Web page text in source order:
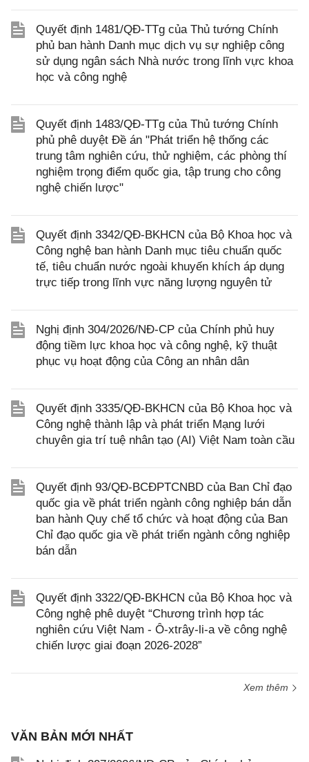
Quyết định 1481/QĐ-TTg của Thủ tướng Chính
phủ ban hành Danh mục dịch vụ sự nghiệp công
sử dụng ngân sách Nhà nước trong lĩnh vực khoa
học và công nghệ
Quyết định 1483/QĐ-TTg của Thủ tướng Chính
phủ phê duyệt Đề án "Phát triển hệ thống các
trung tâm nghiên cứu, thử nghiệm, các phòng thí
nghiệm trọng điểm quốc gia, tập trung cho công
nghệ chiến lược"
Quyết định 3342/QĐ-BKHCN của Bộ Khoa học và
Công nghệ ban hành Danh mục tiêu chuẩn quốc
tế, tiêu chuẩn nước ngoài khuyến khích áp dụng
trực tiếp trong lĩnh vực năng lượng nguyên tử
Nghị định 304/2026/NĐ-CP của Chính phủ huy
động tiềm lực khoa học và công nghệ, kỹ thuật
phục vụ hoạt động của Công an nhân dân
Quyết định 3335/QĐ-BKHCN của Bộ Khoa học và
Công nghệ thành lập và phát triển Mạng lưới
chuyên gia trí tuệ nhân tạo (AI) Việt Nam toàn cầu
Quyết định 93/QĐ-BCĐPTCNBD của Ban Chỉ đạo
quốc gia về phát triển ngành công nghiệp bán dẫn
ban hành Quy chế tổ chức và hoạt động của Ban
Chỉ đạo quốc gia về phát triển ngành công nghiệp
bán dẫn
Quyết định 3322/QĐ-BKHCN của Bộ Khoa học và
Công nghệ phê duyệt “Chương trình hợp tác
nghiên cứu Việt Nam - Ô-xtrây-li-a về công nghệ
chiến lược giai đoạn 2026-2028”
Xem thêm
VĂN BẢN MỚI NHẤT